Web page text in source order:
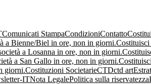
Comunicati StampaCondizioniContatto
a Bienne/Biel in ore, non in giorni.
a Losanna in ore, non in giorni.
a San Gallo in ore, non in giorni.
giorni.Costituzioni SocietarieCTDctd art
ITNota LegalePolitica sulla riservatezza